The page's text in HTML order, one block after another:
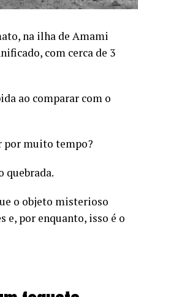
na ilha de Amami
com cerca de 3
ao comparar com o
por muito tempo?
quebrada.
o objeto misterioso
e, por enquanto, isso é o